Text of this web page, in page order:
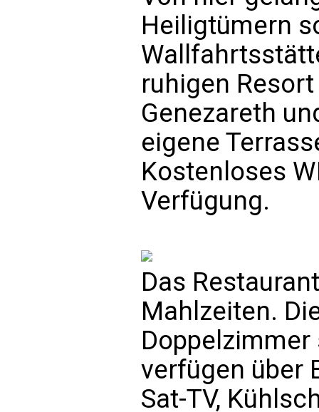
Heiligtümern
ruhigen
Genezareth
eigene
Kostenloses
Verfügung.
Das
Mahlzeiten.
verfügen über
Sat-TV,